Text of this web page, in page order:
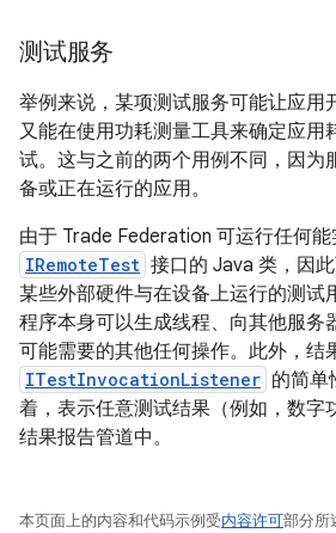
测试服务
举例来说，某项测试服务可能让应用
又能在使用功耗测量工具来确定应用
试。这与之前的两个用例不同，因为
备或正在运行的应用。
由于 Trade Federation 可运行任何
IRemoteTest 接口的 Java 类，因
某些外部硬件与在设备上运行的测试
程序本身可以生成线程、向其他服务
可能需要的其他任何操作。此外，结
ITestInvocationListener 的简单
着，表示任意测试结果（例如，数字
结果报告管道中。
本页面上的内容和代码示例受内容许可部分所